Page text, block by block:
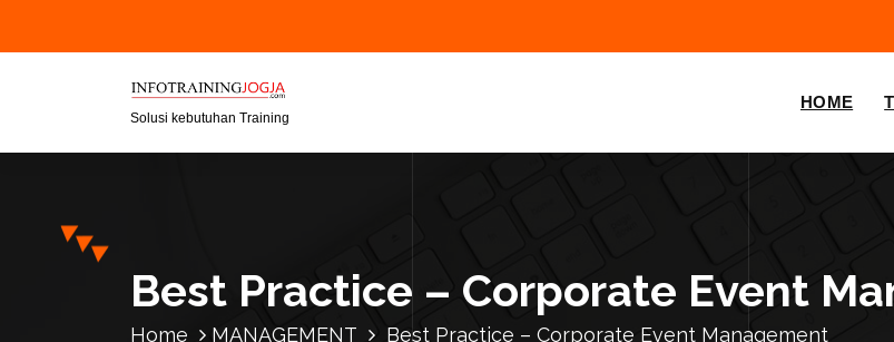
Solusi kebutuhan Training
HOME
Best Practice – Corporate Event
Home MANAGEMENT Best Practice – Corporate Event Management